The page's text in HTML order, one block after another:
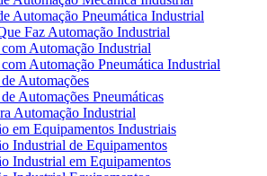
Automação Pneumática Industrial
Faz Automação Industrial
com Automação Industrial
Automação Pneumática Industrial
Automações
Automações Pneumáticas
Automação Industrial
em Equipamentos Industriais
Industrial de Equipamentos
Industrial em Equipamentos